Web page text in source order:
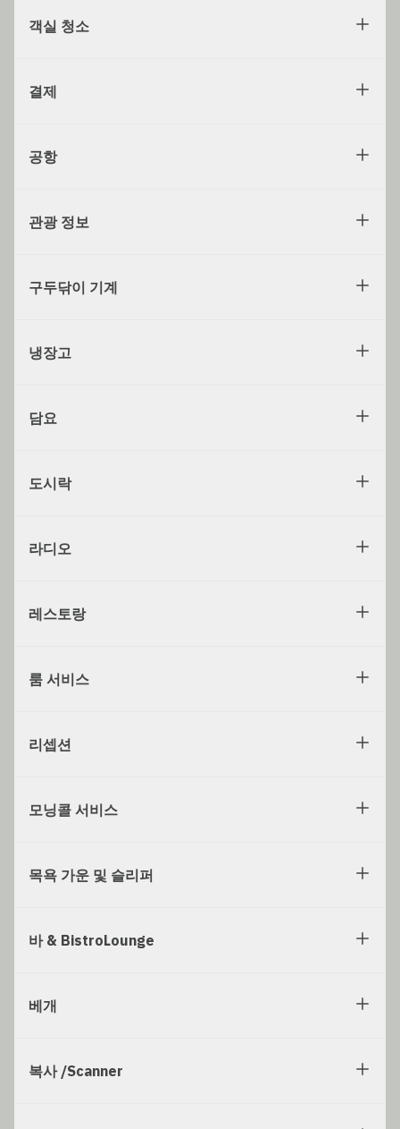
객실 청소
결제
공항
관광 정보
구두닦이 기계
냉장고
담요
도시락
라디오
레스토랑
룸 서비스
리셉션
모닝콜 서비스
목욕 가운 및 슬리퍼
바 & BistroLounge
베개
복사 /Scanner